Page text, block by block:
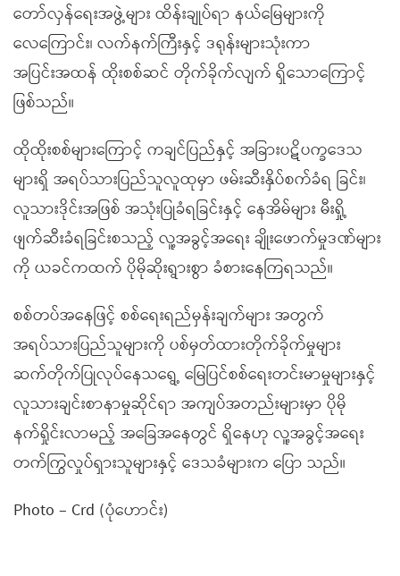
တော်လှန်ရေးအဖွဲ့များ ထိန်းချုပ်ရာ နယ်မြေများကို
လေကြောင်း၊ လက်နက်ကြီးနှင့် ဒရုန်းများသုံးကာ
အပြင်းအထန် ထိုးစစ်ဆင် တိုက်ခိုက်လျက် ရှိသောကြောင့်
ဖြစ်သည်။
ထိုထိုးစစ်များကြောင့် ကချင်ပြည်နှင့် အခြားပဋိပက္ခဒေသ
များရှိ အရပ်သားပြည်သူလူထုမှာ ဖမ်းဆီးနှိပ်စက်ခံရ ခြင်း၊
လူသားဒိုင်းအဖြစ် အသုံးပြုခံရခြင်းနှင့် နေအိမ်များ မီးရှို့
ဖျက်ဆီးခံရခြင်းစသည့် လူ့အခွင့်အရေး ချိုးဖောက်မှုဒဏ်များ
ကို ယခင်ကထက် ပိုမိုဆိုးရွားစွာ ခံစားနေကြရသည်။
စစ်တပ်အနေဖြင့် စစ်ရေးရည်မှန်းချက်များ အတွက်
အရပ်သားပြည်သူများကို ပစ်မှတ်ထားတိုက်ခိုက်မှုများ
ဆက်တိုက်ပြုလုပ်နေသရွေ့ မြေပြင်စစ်ရေးတင်းမာမှုများနှင့်
လူသားချင်းစာနာမှုဆိုင်ရာ အကျပ်အတည်းများမှာ ပိုမို
နက်ရှိုင်းလာမည့် အခြေအနေတွင် ရှိနေဟု လူ့အခွင့်အရေး
တက်ကြွလှုပ်ရှားသူများနှင့် ဒေသခံများက ပြော သည်။
Photo – Crd (ပုံဟောင်း)